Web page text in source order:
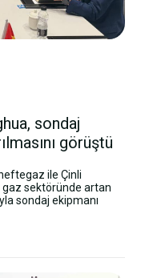
sondaj
görüştü
ile Çinli
gaz sektöründe artan
sondaj ekipmanı